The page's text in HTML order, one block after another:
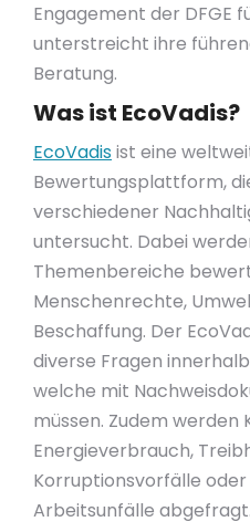
Engagement der DFGE
unterstreicht ihre
Beratung.
Was ist EcoVadis?
EcoVadisist eine
Bewertungsplattform,
verschiedener
untersucht. Dabei
Themenbereiche
Menschenrechte,
Beschaffung. Der
diverse Fragen
welche mit
müssen. Zudem werden
Energieverbrauch,
Korruptionsvorfälle oder
Arbeitsunfälle abgefragt.